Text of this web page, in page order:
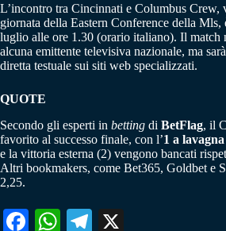
L’incontro tra Cincinnati e Columbus Crew,
giornata della Eastern Conference della Mls,
luglio alle ore 1.30 (orario italiano). Il match
alcuna emittente televisiva nazionale, ma
diretta testuale sui siti web specializzati.
QUOTE
Secondo gli esperti in betting di BetFlag, il
favorito al successo finale, con l’1 a
e la vittoria esterna (2) vengono bancati
Altri bookmakers, come Bet365, Goldbet e
2,25.
Fa W
Te